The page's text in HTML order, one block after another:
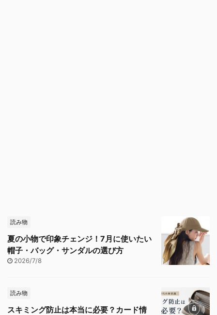
読み物
夏の小物で印象チェンジ！7月に使いたい
帽子・バッグ・サンダルの選び方
2026/7/8
読み物
スキミング防止は本当に必要？カード情